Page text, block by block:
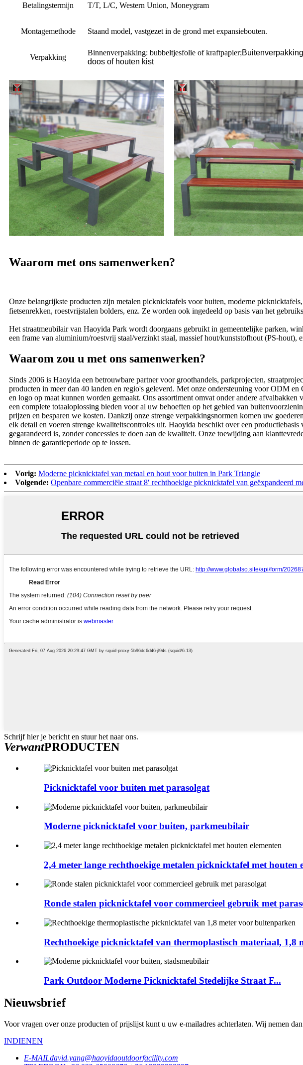
Betalingstermijn T/T, L/C, Western Union, Moneygram
Montagemethode Staand model, vastgezet in de grond met expansiebouten.
Verpakking
Binnenverpakking: bubbeltjesfolie of kraftpapier;
doos of houten kist
Waarom met ons samenwerken?
Onze belangrijkste producten zijn metalen picknicktafels voor buiten, moderne
fietsenrekken, roestvrijstalen bolders, enz. Ze worden ook ingedeeld op basis van het
Het straatmeubilair van Haoyida Park wordt doorgaans gebruikt in gemeentelijke parken,
een frame van aluminium/roestvrij staal/verzinkt staal, massief hout/kunststofhout (PS-hout),
Waarom zou u met ons samenwerken?
Sinds 2006 is Haoyida een betrouwbare partner voor groothandels, parkprojecten,
producten in meer dan 40 landen en regio's geleverd. Met onze ondersteuning voor ODM
en logo op maat kunnen worden gemaakt. Ons assortiment omvat onder andere
een complete totaaloplossing bieden voor al uw behoeften op het gebied van
prijzen en besparen we kosten. Dankzij onze strenge verpakkingsnormen komen uw
elk detail en voeren strenge kwaliteitscontroles uit. Haoyida beschikt over een
gegarandeerd is, zonder concessies te doen aan de kwaliteit. Onze toewijding aan
binnen de garantieperiode op te lossen.
Vorig: Moderne picknicktafel van metaal en hout voor buiten in Park Triangle
Volgende: Openbare commerciële straat 8′ rechthoekige picknicktafel van geëxpandeerd
Schrijf hier je bericht en stuur het naar ons.
VerwantPRODUCTEN
Picknicktafel voor buiten met parasolgat
Moderne picknicktafel voor buiten, parkmeubilair
2,4 meter lange rechthoekige metalen picknicktafel met houten
Ronde stalen picknicktafel voor commercieel gebruik met
Rechthoekige picknicktafel van thermoplastisch materiaal, 1,8
Park Outdoor Moderne Picknicktafel Stedelijke Straat F...
Nieuwsbrief
Voor vragen over onze producten of prijslijst kunt u uw e-mailadres achterlaten. Wij nemen
INDIENEN
E-MAILdavid.yang@haoyidaoutdoorfacility.com